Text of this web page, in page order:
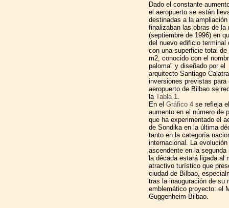
Dado el constante
el aeropuerto se están
destinadas a la
finalizaban las obras de la
(septiembre de 1996) en
del nuevo edificio terminal
con una superficie total de
m2, conocido con el
paloma" y diseñado por el
arquitecto Santiago
inversiones previstas para
aeropuerto de Bilbao se
la Tabla 1.
En el Gráfico 4 se refleja el
aumento en el número de
que ha experimentado el
de Sondika en la última
tanto en la categoría
internacional. La evolución
ascendente en la segunda
la década estará ligada al
atractivo turístico que
ciudad de Bilbao,
tras la inauguración de su
emblemático proyecto: el
Guggenheim-Bilbao.